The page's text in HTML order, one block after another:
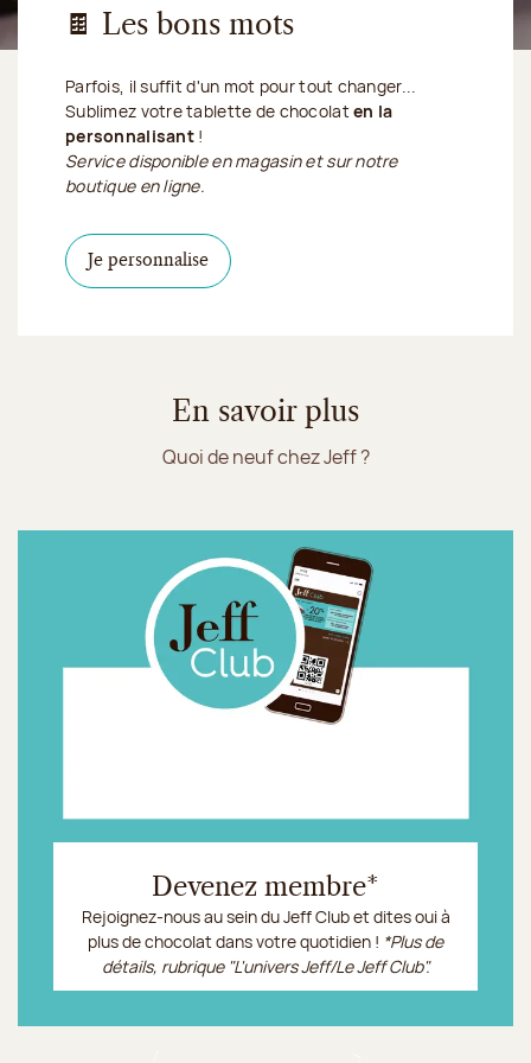
🍫 Les bons mots
Parfois, il suffit d'un mot pour tout changer...
Sublimez votre tablette de chocolaten la
personnalisant!
Service disponible en magasin et sur notre
boutique en ligne.
Je personnaliseJe personnalise ma tablette de chocolat
En savoir plus
Quoi de neuf chez Jeff ?
Devenez membre*
Rejoignez-nous au sein du Jeff Club et dites oui à
plus de chocolat dans votre quotidien ! *Plus de
détails, rubrique "L'univers Jeff/Le Jeff Club".